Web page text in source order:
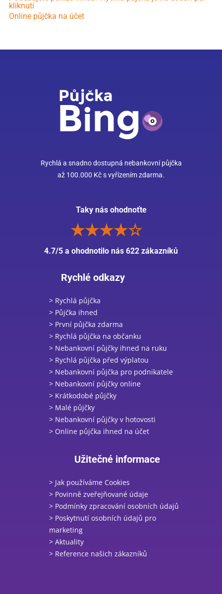
kliknutí
Online půjčka na účet
Rychlá a snadno dostupná nebankovní půjčka
až 100.000 Kč s vyřízením zdarma.
Taky nás ohodnoťte
4.7/5 a ohodnotilo nás 622 zákazníků
Rychlé odkazy
> Rychlá půjčka
> Půjčka ihned
> První půjčka zdarma
> Rychlá půjčka na občanku
> Nebankovní půjčky ihned na ruku
> Rychlá půjčka před výplatou
> Nebankovní půjčka pro podnikatele
> Nebankovní půjčky online
> Krátkodobé půjčky
> Malé půjčky
> Nebankovní půjčky v hotovosti
> Online půjčka ihned na účet
Užitečné informace
> Jak používáme Cookies
> Povinně zveřejňované údaje
> Podmínky zpracování osobních údajů
> Poskytnutí osobních údajů pro
marketing
> Aktuality
> Reference našich zákazníků